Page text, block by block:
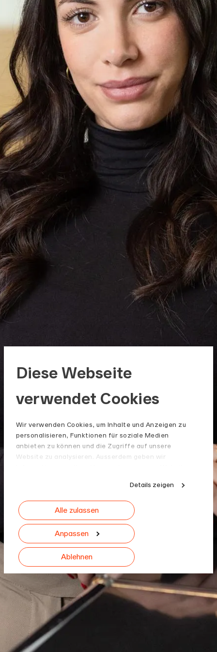
Diese Webseite
verwendet Cookies
Wir verwenden Cookies, um Inhalte und Anzeigen zu
personalisieren, Funktionen für soziale Medien
anbieten zu können und die Zugriffe auf unsere
Website zu analysieren. Ausserdem geben wir
Analysen weiter. Unsere Partner führen diese
Informationen möglicherweise mit weiteren Daten
zusammen, die Sie ihnen bereitgestellt haben oder
die sie im Rahmen Ihrer Nutzung der Dienste
gesammelt haben.
Details zeigen
Alle zulassen
Anpassen
Ablehnen